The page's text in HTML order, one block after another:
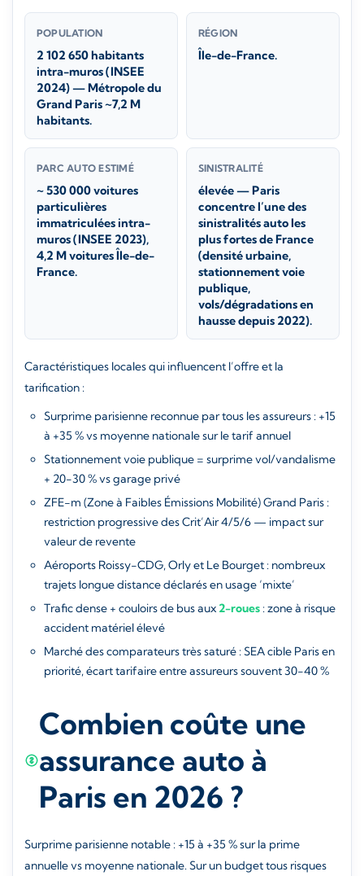
POPULATION
2 102 650 habitants
intra-muros (INSEE
2024) — Métropole du
Grand Paris ~7,2 M
habitants.
RÉGION
Île-de-France.
PARC AUTO ESTIMÉ
~ 530 000 voitures
particulières
immatriculées intra-
muros (INSEE 2023),
4,2 M voitures Île-de-
France.
SINISTRALITÉ
élevée — Paris
concentre l’une des
sinistralités auto les
plus fortes de France
(densité urbaine,
stationnement voie
publique,
vols/dégradations en
hausse depuis 2022).
Caractéristiques locales qui influencent l’offre et la
tarification :
Surprime parisienne reconnue par tous les assureurs : +15
à +35 % vs moyenne nationale sur le tarif annuel
Stationnement voie publique = surprime vol/vandalisme
+ 20-30 % vs garage privé
ZFE-m (Zone à Faibles Émissions Mobilité) Grand Paris :
restriction progressive des Crit’Air 4/5/6 — impact sur
valeur de revente
Aéroports Roissy-CDG, Orly et Le Bourget : nombreux
trajets longue distance déclarés en usage ‘mixte’
Trafic dense + couloirs de bus aux 2-roues : zone à risque
accident matériel élevé
Marché des comparateurs très saturé : SEA cible Paris en
priorité, écart tarifaire entre assureurs souvent 30-40 %
Combien coûte une
assurance auto à
Paris en 2026 ?
Surprime parisienne notable : +15 à +35 % sur la prime
annuelle vs moyenne nationale. Sur un budget tous risques